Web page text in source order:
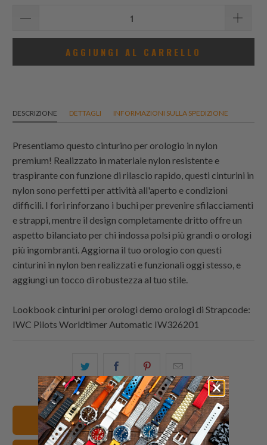
AGGIUNGI AL CARRELLO
DESCRIZIONE DETTAGLI INFORMAZIONI SULLA SPEDIZIONE
Presentiamo questo cinturino per orologio in nylon
premium! Realizzato in materiale nylon resistente e
traspirante con funzione di rilascio rapido, questi cinturini in
nylon sono perfetti per attività all'aperto e condizioni
difficili. I fori rinforzano i buchi per prevenire sfilacciamenti
e strappi, mentre il design completamente dritto offre un
aspetto bilanciato per chi indossa polsi più grandi o orologi
più ingombranti. Aggiorna il tuo orologio con questi
cinturini in nylon ben realizzati e funzionali oggi stesso, e
aggiungi un tocco di robustezza al tuo stile.
Lookbook cinturini per orologi demo orologi diStrapcode:
IWC Pilots Worldtimer Automatic IW326201
Condividi
questo
su
Twitter
Share
this
on
Facebook
Condividi
questo
su
Pinterest
this
to
a
friend
22mm Cinturini orologio